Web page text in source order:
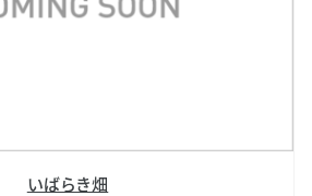
いばらき畑